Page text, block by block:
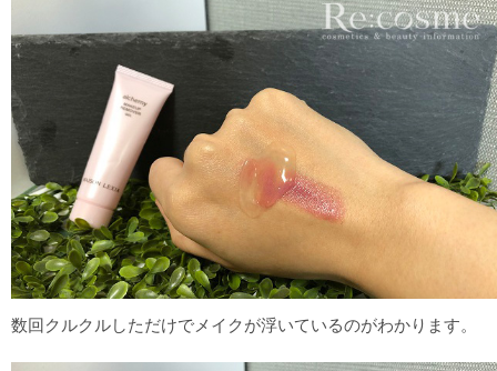
数回クルクルしただけでメイクが浮いているのがわかります。